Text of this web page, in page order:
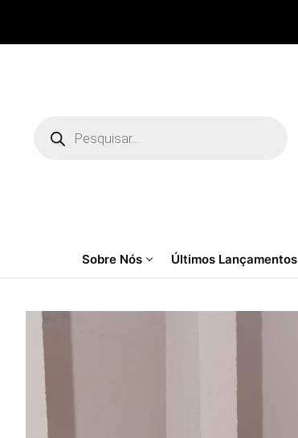
produtos
Sobre Nós Últimos Lançamentos